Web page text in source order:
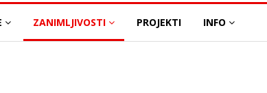
ZANIMLJIVOSTI PROJEKTI INFO